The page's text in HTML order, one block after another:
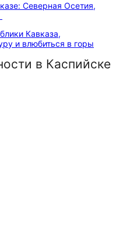
Северная Осетия,
Кавказа,
и влюбиться в горы
в Каспийске